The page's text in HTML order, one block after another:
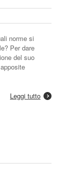
norme si
Per dare
del suo
Leggi tutto